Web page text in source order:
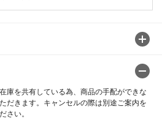
庫を共有している為、商品の手配ができな
だきます。キャンセルの際は別途ご案内を
さい。